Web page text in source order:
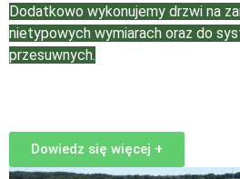
Dodatkowo wykonujemy drzwi na
nietypowych wymiarach oraz do
przesuwnych.
Dowiedz się więcej +